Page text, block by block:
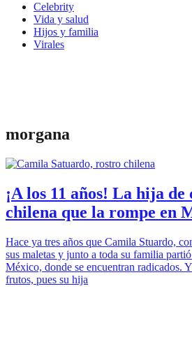
Celebrity
Vida y salud
Hijos y familia
Virales
morgana
¡A los 11 años! La hija
chilena que la rompe en
Hace ya tres años que Camila Stuardo,
sus maletas y junto a toda su familia
México, donde se encuentran radicados.
frutos, pues su hija